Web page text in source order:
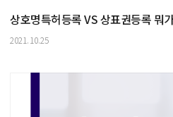
상호명특허등록 VS 상표권등록 뭐
2021.10.25